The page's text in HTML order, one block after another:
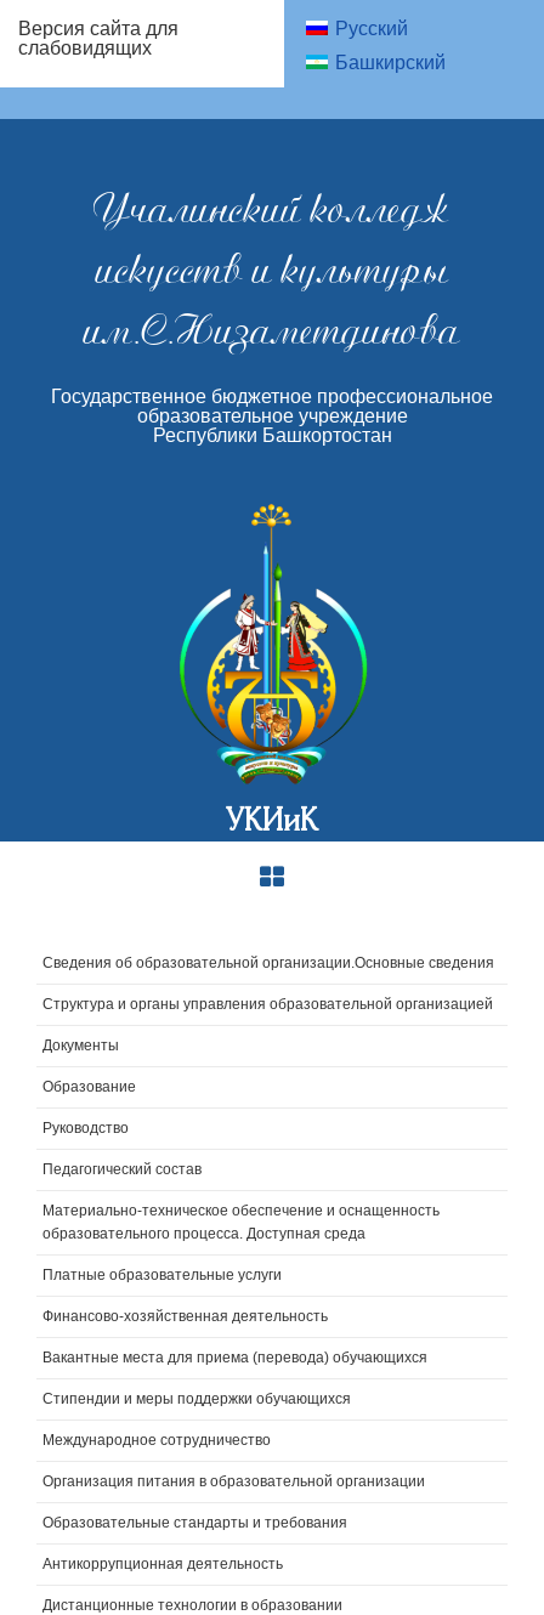
Версия сайта для
слабовидящих
Русский
Башкирский
Учалинский колледж
искусств и культуры
им.С.Низаметдинова
Государственное бюджетное профессиональное
образовательное учреждение
Республики Башкортостан
УКИиК
Сведения об образовательной организации.Основные сведения
Структура и органы управления образовательной организацией
Документы
Образование
Руководство
Педагогический состав
Материально-техническое обеспечение и оснащенность
образовательного процесса. Доступная среда
Платные образовательные услуги
Финансово-хозяйственная деятельность
Вакантные места для приема (перевода) обучающихся
Стипендии и меры поддержки обучающихся
Международное сотрудничество
Организация питания в образовательной организации
Образовательные стандарты и требования
Антикоррупционная деятельность
Дистанционные технологии в образовании